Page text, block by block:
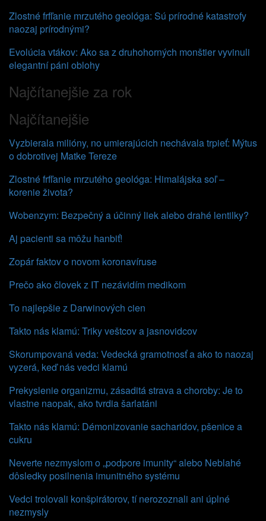
Zlostné frfľanie mrzutého geológa: Sú prírodné katastrofy
naozaj prírodnými?
Evolúcia vtákov: Ako sa z druhohorných monštier vyvinuli
elegantní páni oblohy
Najčítanejšie za rok
Najčítanejšie
Vyzbierala milióny, no umierajúcich nechávala trpieť: Mýtus
o dobrotivej Matke Tereze
Zlostné frfľanie mrzutého geológa: Himalájska soľ –
korenie života?
Wobenzym: Bezpečný a účinný liek alebo drahé lentilky?
Aj pacienti sa môžu hanbiť!
Zopár faktov o novom koronavíruse
Prečo ako človek z IT nezávidím medikom
To najlepšie z Darwinových cien
Takto nás klamú: Triky veštcov a jasnovidcov
Skorumpovaná veda: Vedecká gramotnosť a ako to naozaj
vyzerá, keď nás vedci klamú
Prekyslenie organizmu, zásaditá strava a choroby: Je to
vlastne naopak, ako tvrdia šarlatáni
Takto nás klamú: Démonizovanie sacharidov, pšenice a
cukru
Neverte nezmyslom o „podpore imunity“ alebo Neblahé
dôsledky posilnenia imunitného systému
Vedci trolovali konšpirátorov, tí nerozoznali ani úplné
nezmysly